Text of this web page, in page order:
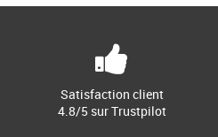
Satisfaction client
4.8/5 sur Trustpilot